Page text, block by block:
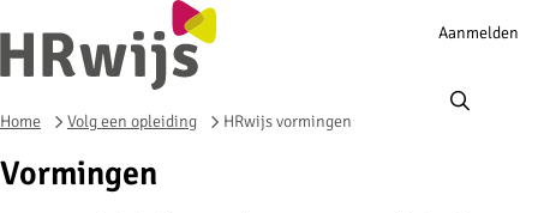
Account
Aanmelden
Home Volg een opleiding HRwijs vormingen
Vormingen